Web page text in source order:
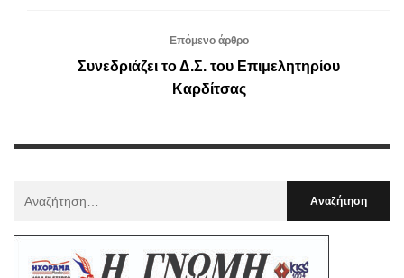
Επόμενο άρθρο
Συνεδριάζει το Δ.Σ. του Επιμελητηρίου
Καρδίτσας
: